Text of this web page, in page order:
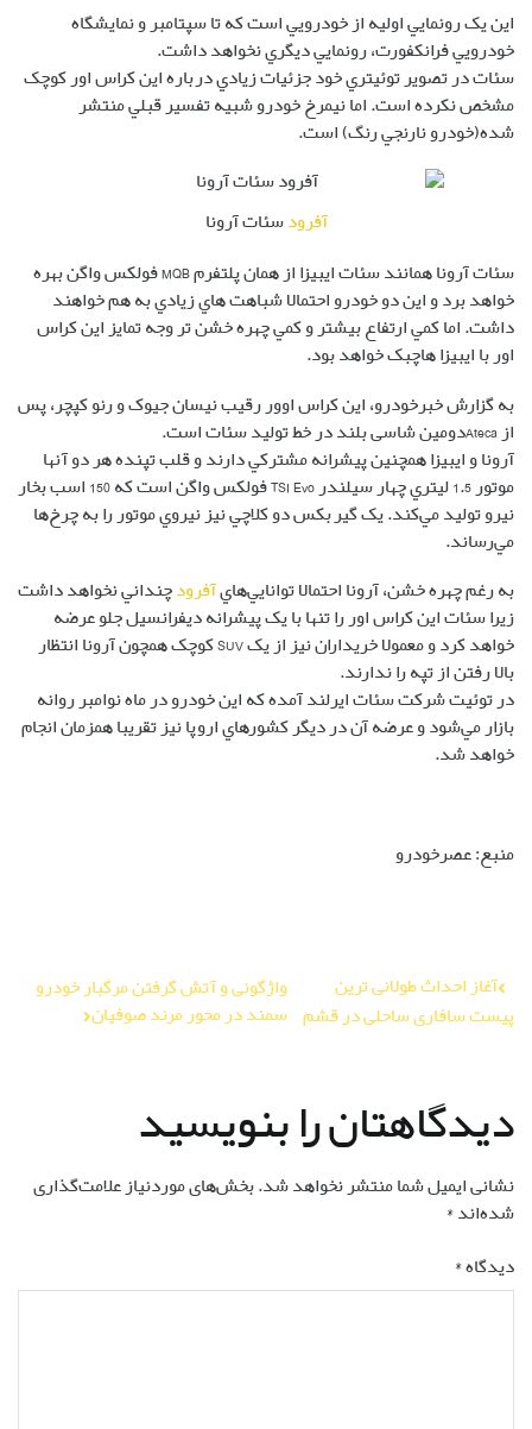
اين يک رونمايي اوليه از خودرويي است که تا سپتامبر و نمايشگاه
خودرويي فرانکفورت، رونمايي ديگري نخواهد داشت.
سئات در تصوير توئيتري خود جزئيات زيادي درباره اين کراس اور کوچک
مشخص نکرده است. اما نيمرخ خودرو شبيه تفسير قبلي منتشر
شده(خودرو نارنجي رنگ) است.
آفرودسئات آرونا
سئات آرونا همانند سئات ايبيزا از همان پلتفرم MQB فولکس واگن بهره
خواهد برد و اين دو خودرو احتمالا شباهت هاي زيادي به هم خواهند
داشت. اما کمي ارتفاع بيشتر و کمي چهره خشن تر وجه تمايز اين کراس
اور با ايبيزا هاچبک خواهد بود.
به گزارش خبرخودرو، این کراس اوور رقیب نیسان جیوک و رنو کپچر، پس
ازAtecaدومین شاسی بلند در خط تولید سئات است.
آرونا و ايبيزا همچنين پيشرانه مشترکي دارند و قلب تپنده هر دو آنها
موتور 1.5 ليتري چهار سيلندر TSI Evo فولکس واگن است که 150 اسب بخار
نيرو توليد مي‌کند. يک گيربکس دو کلاچي نيز نيروي موتور را به چرخ‌ها
مي‌رساند.
به رغم چهره خشن، آرونا احتمالا توانايي‌هايآفرودچنداني نخواهد داشت
زيرا سئات اين کراس اور را تنها با يک پيشرانه ديفرانسيل جلو عرضه
خواهد کرد و معمولا خريداران نيز از يک SUV کوچک همچون آرونا انتظار
بالا رفتن از تپه را ندارند.
در توئيت شرکت سئات ايرلند آمده که اين خودرو در ماه نوامبر روانه
بازار مي‌شود و عرضه آن در ديگر کشورهاي اروپا نيز تقريبا همزمان انجام
خواهد شد.
منبع: عصرخودرو
راهبری
نوشته
آغاز احداث طولانی ترین
پیست سافاری ساحلی در قشم
واژگونی و آتش گرفتن مرگبار خودرو
سمند در محور مرند صوفیان
دیدگاهتان را بنویسید
نشانی ایمیل شما منتشر نخواهد شد.بخش‌های موردنیاز علامت‌گذاری
شده‌اند*
دیدگاه*